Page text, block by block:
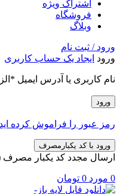
اشتراک ویژه
فروشگاه
وبلاگ
ورود / ثبت نام
ورود ایجاد یک حساب کاربری
نام کاربری یا آدرس ایمیل *
ورود
رمز عبور را فراموش کرده
ورود با کد یکبارمصرف
ارسال مجدد کد یکبار مصرف
0 مورد 0 تومان